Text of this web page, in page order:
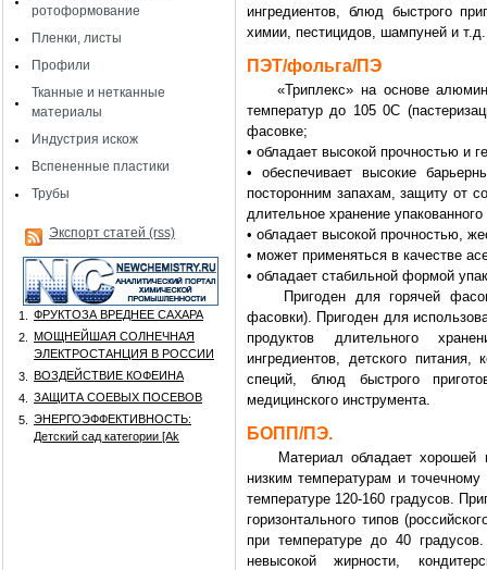
ротоформование
Пленки, листы
Профили
Тканные и нетканные
материалы
Индустрия искож
Вспененные пластики
Трубы
Экспорт статей (rss)
1.
ФРУКТОЗА ВРЕДНЕЕ САХАРА
2.
МОЩНЕЙШАЯ СОЛНЕЧНАЯ
ЭЛЕКТРОСТАНЦИЯ В РОССИИ
3.
ВОЗДЕЙСТВИЕ КОФЕИНА
4.
ЗАЩИТА СОЕВЫХ ПОСЕВОВ
5.
ЭНЕРГОЭФФЕКТИВНОСТЬ:
Детский сад категории [Аk
ингредиентов, блюд быстрого
химии, пестицидов, шампуней и т.д.
ПЭТ/фольга/ПЭ
«Триплекс» на основе
температур до 105 0С
фасовке;
• обладает высокой прочностью и
• обеспечивает высокие
посторонним запахам, защиту от
длительное хранение упакованного
• обладает высокой прочностью,
• может применяться в качестве
• обладает стабильной формой
Пригоден для горячей
фасовки). Пригоден для
продуктов длительного
ингредиентов, детского
специй, блюд быстрого
медицинского инструмента.
БОПП/ПЭ.
Материал обладает хорошей
низким температурам и
температуре 120-160 градусов.
горизонтального типов
при температуре до 40
невысокой жирности,